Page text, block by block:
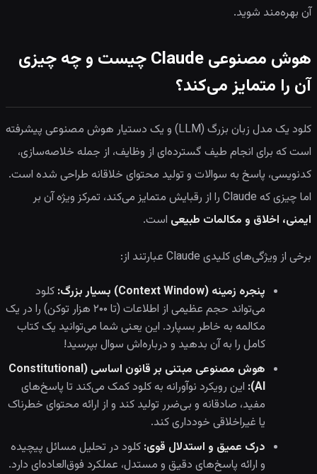
آن بهره‌مند شوید.
هوش مصنوعی Claude چیست و چه چیزی
آن را متمایز می‌کند؟
کلود یک مدل زبان بزرگ (LLM) و یک دستیار هوش مصنوعی پیشرفته
است که برای انجام طیف گسترده‌ای از وظایف، از جمله خلاصه‌سازی،
کدنویسی، پاسخ به سوالات و تولید محتوای خلاقانه طراحی شده است.
اما چیزی که Claude را از رقبایش متمایز می‌کند، تمرکز ویژه آن بر
ایمنی، اخلاق و مکالمات طبیعی است.
برخی از ویژگی‌های کلیدی Claude عبارتند از:
پنجره زمینه (Context Window) بسیار بزرگ:
کلود
می‌تواند حجم عظیمی از اطلاعات (تا ۲۰۰ هزار توکن) را در یک
مکالمه به خاطر بسپارد. این یعنی شما می‌توانید یک کتاب
کامل را به آن بدهید و درباره‌اش سوال بپرسید!
هوش مصنوعی مبتنی بر قانون اساسی (Constitutional
AI): این رویکرد نوآورانه به کلود کمک می‌کند تا پاسخ‌های
مفید، صادقانه و بی‌ضرر تولید کند و از ارائه محتوای خطرناک
یا غیراخلاقی خودداری کند.
درک عمیق و استدلال قوی: کلود در تحلیل مسائل پیچیده
و ارائه پاسخ‌های دقیق و مستدل، عملکرد فوق‌العاده‌ای دارد.